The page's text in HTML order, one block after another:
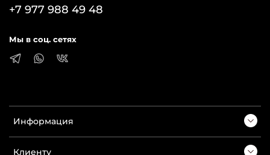
Информация
Клиенту
+7 977 988 49 48
Мы в соц. сетях